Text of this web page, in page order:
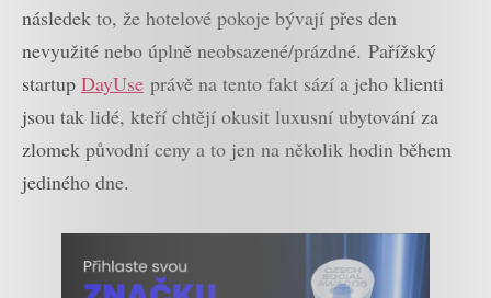
následek to, že hotelové pokoje bývají přes den
nevyužité nebo úplně neobsazené/prázdné. Pařížský
startup DayUse právě na tento fakt sází a jeho klienti
jsou tak lidé, kteří chtějí okusit luxusní ubytování za
zlomek původní ceny a to jen na několik hodin během
jediného dne.